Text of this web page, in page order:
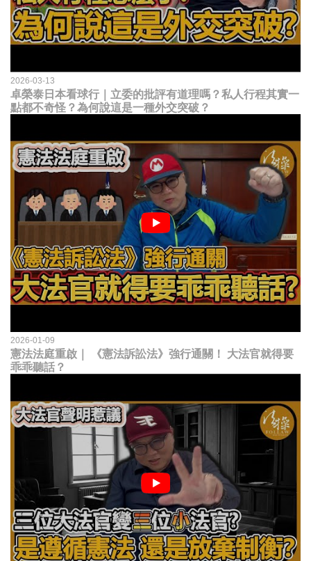
2026-03-13
卓榮泰日本看球行｜立委的批評有道理嗎？私人行程其實一
點都不奇怪？為何說這是一種外交突破？
2026-01-09
憲法法庭重啟｜ 《憲法訴訟法》強行通關！ 大法官就得要
乖乖聽話？